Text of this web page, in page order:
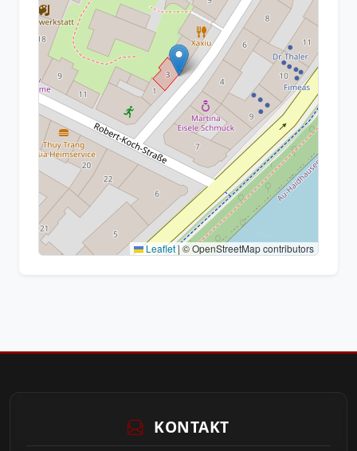
Leaflet|© OpenStreetMap contributors
KONTAKT